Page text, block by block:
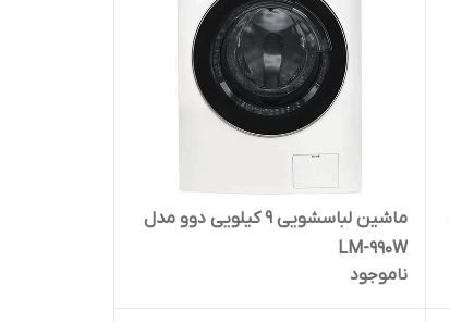
ماشین لباسشویی 9 کیلویی دوو مدل
LM-990W
ناموجود